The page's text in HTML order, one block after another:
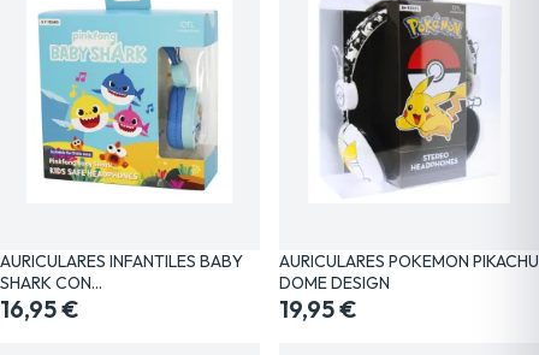
AURICULARES INFANTILES BABY
SHARK CON…
16,95 €
AURICULARES POKEMON PIKACHU
DOME DESIGN
19,95 €